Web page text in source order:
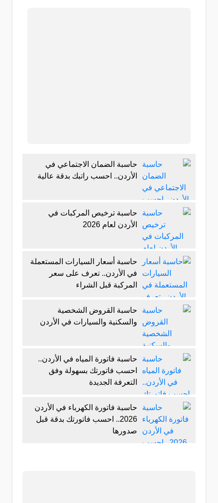
حاسبة الضمان الاجتماعي في
الأردن.. احسب راتبك بدقة عالية
حاسبة ترخيص المركبات في
الأردن لعام 2026
حاسبة أسعار السيارات المستعملة
في الأردن.. تعرف على سعر
المركبة قبل الشراء
حاسبة القروض الشخصية
والسكنية والسيارات في الأردن
حاسبة فاتورة المياه في الأردن..
احسب فاتورتك بسهولة وفق
التعرفة الجديدة
حاسبة فاتورة الكهرباء في الأردن
2026.. احسب فاتورتك بدقة قبل
صدورها